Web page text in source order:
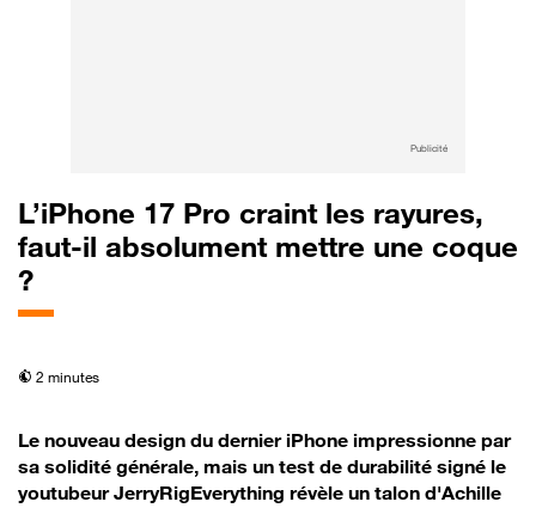
Publicité
L’iPhone 17 Pro craint les rayures,
faut-il absolument mettre une coque
?
temps de lecture
2 minutes
Le nouveau design du dernier iPhone impressionne par
sa solidité générale, mais un test de durabilité signé le
youtubeur JerryRigEverything révèle un talon d'Achille